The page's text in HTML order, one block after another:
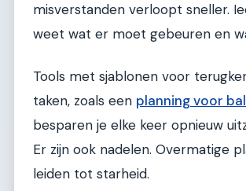
misverstanden verloopt sneller.
weet wat er moet gebeuren en
Tools met sjablonen voor
taken, zoals een planning voor
besparen je elke keer opnieuw
Er zijn ook nadelen. Overmatige
leiden tot starheid.